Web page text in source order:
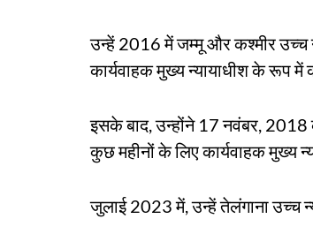
उन्हें 2016 में जम्मू और कश्मीर उच्च
कार्यवाहक मुख्य न्यायाधीश के रूप में
इसके बाद, उन्होंने 17 नवंबर,
कुछ महीनों के लिए कार्यवाहक मुख्य
जुलाई 2023 में, उन्हें तेलंगाना उच्च